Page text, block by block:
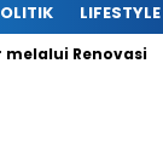
LIFESTYLE
Renovasi